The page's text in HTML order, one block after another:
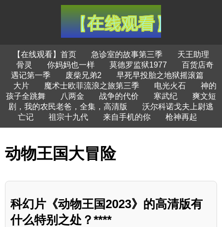
【在线观看】首页 急诊室的故事第三季
天王助理
骨灵
你妈妈也一样 莫德罗监狱1977
百货店奇
遇记第一季
废柴兄弟2
早死早投胎之地狱摇滚篇
大片
魔术士欧菲流浪之旅第三季 电光火石
神的
孩子全跳舞
八两金 战争的代价 寒武纪
爽文短
剧，我的农民老爸，全集，高清版
沃尔科诺戈夫上尉逃
亡记
祖宗十九代 来自手机的你 枪神再起
动物王国大冒险
科幻片《动物王国2023》的高清版有
什么特别之处？****